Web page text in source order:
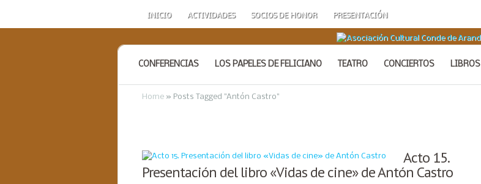
INICIO ACTIVIDADES SOCIOS DE HONOR PRESENTACIÓN
CONFERENCIAS LOS PAPELES DE FELICIANO TEATRO CONCIERTOS LIBROS
Home » Posts Tagged "Antón Castro"
Acto 15.
Presentación del libro «Vidas de cine» de Antón Castro